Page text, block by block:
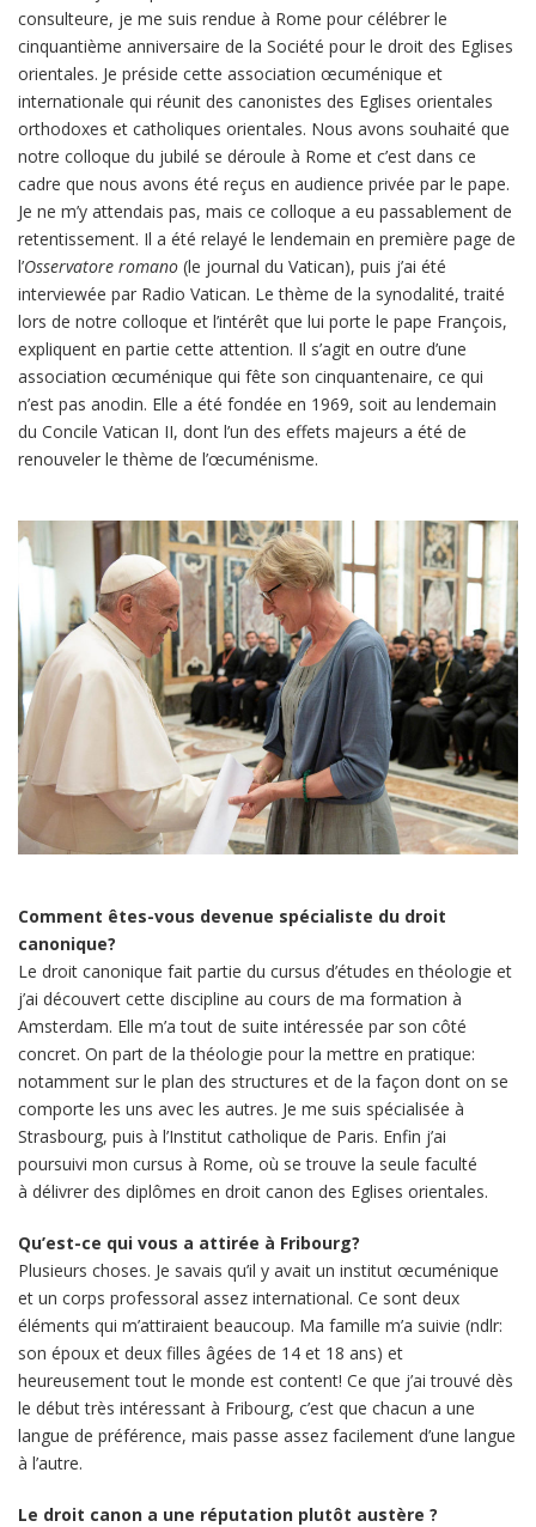
consulteure, je me suis rendue à Rome pour célébrer le
cinquantième anniversaire de la Société pour le droit des Eglises
orientales. Je préside cette association œcuménique et
internationale qui réunit des canonistes des Eglises orientales
orthodoxes et catholiques orientales. Nous avons souhaité que
notre colloque du jubilé se déroule à Rome et c’est dans ce
cadre que nous avons été reçus en audience privée par le pape.
Je ne m’y attendais pas, mais ce colloque a eu passablement de
retentissement. Il a été relayé le lendemain en première page de
l’Osservatore romano (le journal du Vatican), puis j’ai été
interviewée par Radio Vatican. Le thème de la synodalité, traité
lors de notre colloque et l’intérêt que lui porte le pape François,
expliquent en partie cette attention. Il s’agit en outre d’une
association œcuménique qui fête son cinquantenaire, ce qui
n’est pas anodin. Elle a été fondée en 1969, soit au lendemain
du Concile Vatican II, dont l’un des effets majeurs a été de
renouveler le thème de l’œcuménisme.
Comment êtes-vous devenue spécialiste du droit
canonique?
Le droit canonique fait partie du cursus d’études en théologie et
j’ai découvert cette discipline au cours de ma formation à
Amsterdam. Elle m’a tout de suite intéressée par son côté
concret. On part de la théologie pour la mettre en pratique:
notamment sur le plan des structures et de la façon dont on se
comporte les uns avec les autres. Je me suis spécialisée à
Strasbourg, puis à l’Institut catholique de Paris. Enfin j’ai
poursuivi mon cursus à Rome, où se trouve la seule faculté
à délivrer des diplômes en droit canon des Eglises orientales.
Qu’est-ce qui vous a attirée à Fribourg?
Plusieurs choses. Je savais qu’il y avait un institut œcuménique
et un corps professoral assez international. Ce sont deux
éléments qui m’attiraient beaucoup. Ma famille m’a suivie (ndlr:
son époux et deux filles âgées de 14 et 18 ans) et
heureusement tout le monde est content! Ce que j’ai trouvé dès
le début très intéressant à Fribourg, c’est que chacun a une
langue de préférence, mais passe assez facilement d’une langue
à l’autre.
Le droit canon a une réputation plutôt austère ?